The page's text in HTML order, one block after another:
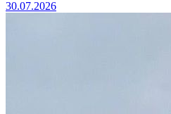
30.07.2026